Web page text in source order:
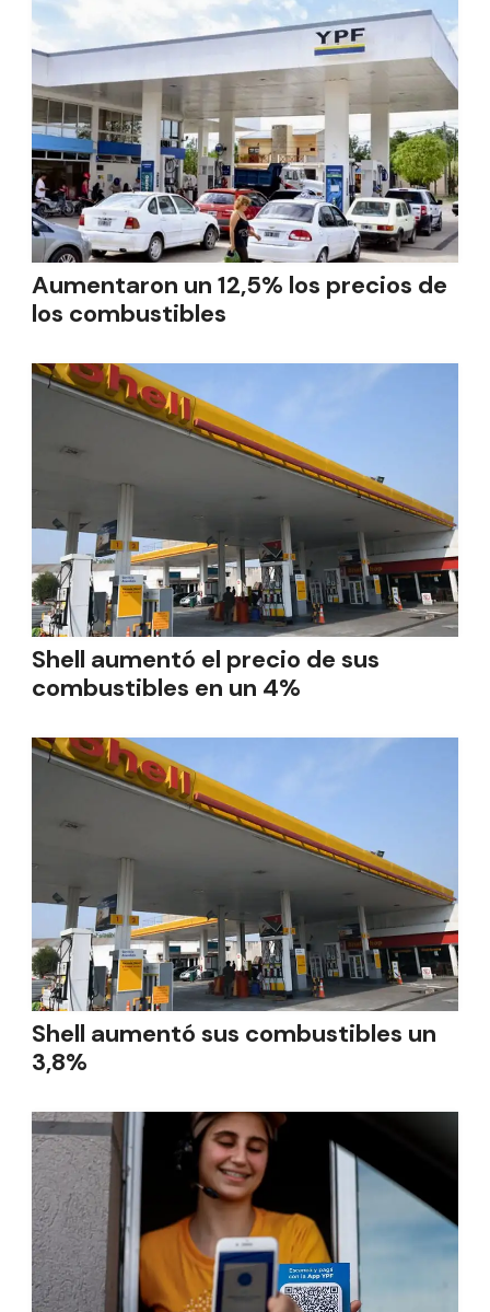
Aumentaron un 12,5% los precios de
los combustibles
Shell aumentó el precio de sus
combustibles en un 4%
Shell aumentó sus combustibles un
3,8%